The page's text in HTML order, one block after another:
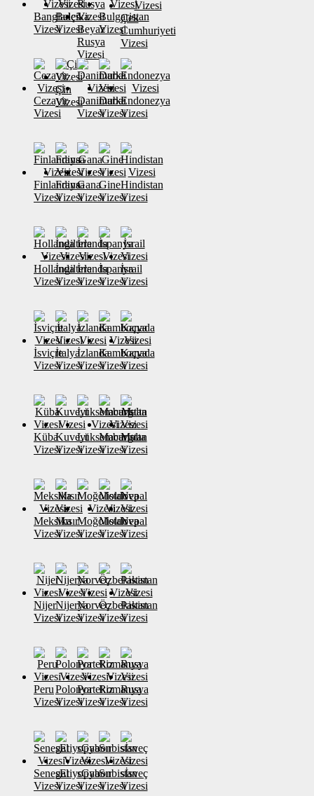
Banglades
Vizesi
Belçika
VizesiBeyaz
Rusya
Vizesi
Bulgaristan
Vizesi
Çek
Cumhuriyeti
Vizesi
Cezayir
Vizesi
Çin
VizesiDanimarka
Vizesi
Dubai
Vizesi
Endonezya
Vizesi
Finlandiya
Vizesi
Fransa
Vizesi
Gana
Vizesi
Gine
Vizesi
Hindistan
Vizesi
Hollanda
Vizesi
İngiltere
Vizesi
İrlanda
Vizesi
İspanya
Vizesi
İsrail
Vizesi
İsviçre
Vizesi
İtalya
Vizesi
İzlanda
Vizesi
Kamboçya
Vizesi
Kanada
Vizesi
Küba
Vizesi
Kuveyt
Vizesi
Lüksemburg
Vizesi
Macaristan
Vizesi
Malta
Vizesi
Meksika
Vizesi
Mısır
Vizesi
Moğolistan
Vizesi
Moldova
Vizesi
Nepal
Vizesi
Nijer
Vizesi
Nijerya
Vizesi
Norveç
Vizesi
Özbekistan
Vizesi
Pakistan
Vizesi
Peru
Vizesi
Polonya
Vizesi
Portekiz
Vizesi
Romanya
Vizesi
Rusya
Vizesi
Senegal
Vizesi
sEtiyopya
Vizesi
sGabon
Vizesi
Sırbistan
Vizesi
sİsveç
Vizesi